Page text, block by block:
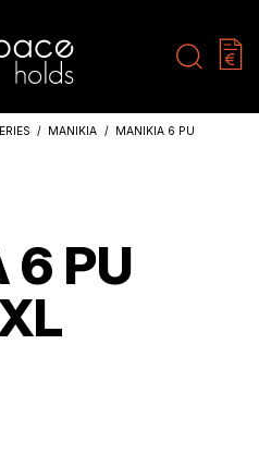
MANIKIA
MANIKIA 6 PU
6 PU